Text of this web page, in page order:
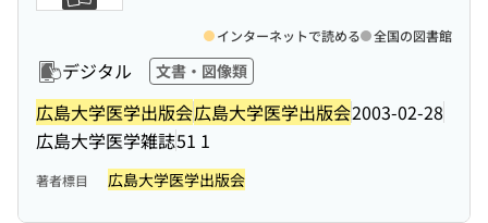
デジタル 文書・図像類
広島大学医学出版会広島大学医学出版会2003-02-28
広島大学医学雑誌51 1
インターネットで読める 全国の図書館
著者標目 広島大学医学出版会